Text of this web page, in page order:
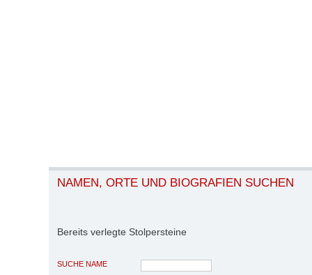
NAMEN, ORTE UND BIOGRAFIEN SUCHEN
Bereits verlegte Stolpersteine
SUCHE NAME